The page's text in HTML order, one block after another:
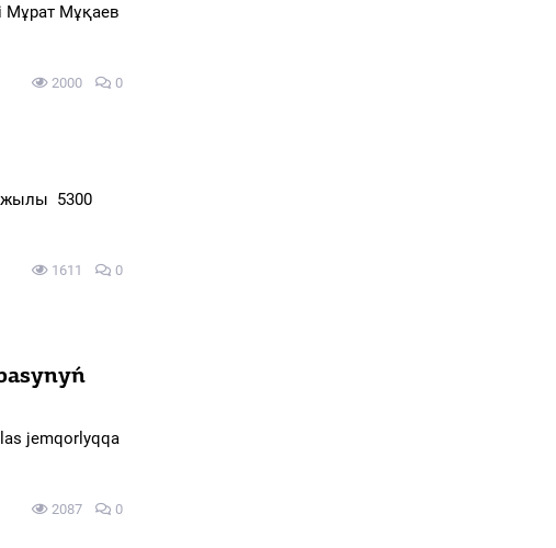
Мұрат Мұқаев
2000 0
жылы 5300
1611 0
jemqorlyqqa
2087 0